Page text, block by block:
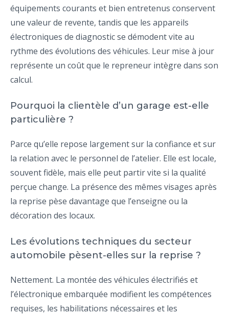
équipements courants et bien entretenus conservent
une valeur de revente, tandis que les appareils
électroniques de diagnostic se démodent vite au
rythme des évolutions des véhicules. Leur mise à jour
représente un coût que le repreneur intègre dans son
calcul.
Pourquoi la clientèle d’un garage est-elle
particulière ?
Parce qu’elle repose largement sur la confiance et sur
la relation avec le personnel de l’atelier. Elle est locale,
souvent fidèle, mais elle peut partir vite si la qualité
perçue change. La présence des mêmes visages après
la reprise pèse davantage que l’enseigne ou la
décoration des locaux.
Les évolutions techniques du secteur
automobile pèsent-elles sur la reprise ?
Nettement. La montée des véhicules électrifiés et
l’électronique embarquée modifient les compétences
requises, les habilitations nécessaires et les